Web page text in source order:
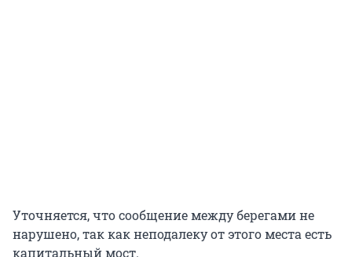
Уточняется, что сообщение между берегами не
нарушено, так как неподалеку от этого места есть
капитальный мост.